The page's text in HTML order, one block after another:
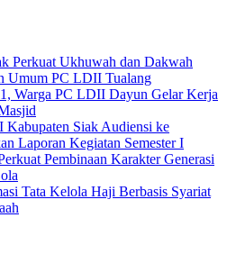
Perkuat Ukhuwah dan Dakwah
Umum PC LDII Tualang
Warga PC LDII Dayun Gelar Kerja
Siak Audiensi ke
Laporan Kegiatan Semester I
Pembinaan Karakter Generasi
Tata Kelola Haji Berbasis Syariat